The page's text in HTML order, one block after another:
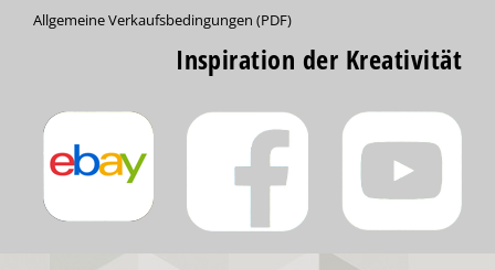
Allgemeine Verkaufsbedingungen (PDF)
Inspiration der Kreativität